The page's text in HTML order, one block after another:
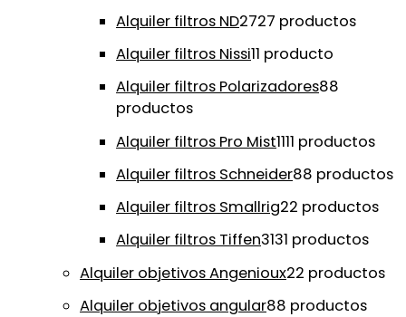
Alquiler filtros ND2727 productos
Alquiler filtros Nissi11 producto
Alquiler filtros Polarizadores88
productos
Alquiler filtros Pro Mist1111 productos
Alquiler filtros Schneider88 productos
Alquiler filtros Smallrig22 productos
Alquiler filtros Tiffen3131 productos
Alquiler objetivos Angenioux22 productos
Alquiler objetivos angular88 productos